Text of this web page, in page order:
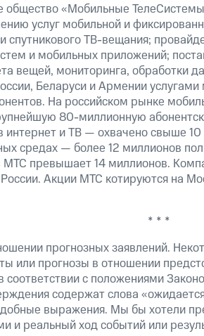
общество «Мобильные
услуг мобильной и
спутникового ТВ-вещания;
и мобильных приложений;
вещей, мониторинга, обработки
Беларуси и Армении
На российском рынке
80-миллионную
интернет и ТВ — охвачено свыше
средах — более 12 миллионов
МТС превышает 14 миллионов.
Акции МТС котируются на
* * *
прогнозных заявлений.
или прогнозы в отношении
соответствии с положениями
содержат слова
выражения. Мы бы хотели
и реальный ход событий или